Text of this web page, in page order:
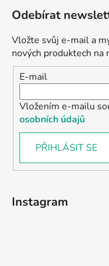
Odebírat
Vložte svůj e-mail a
nových produktech na
E-mail
Vložením e-mailu
osobních údajů
PŘIHLÁSIT SE
Instagram